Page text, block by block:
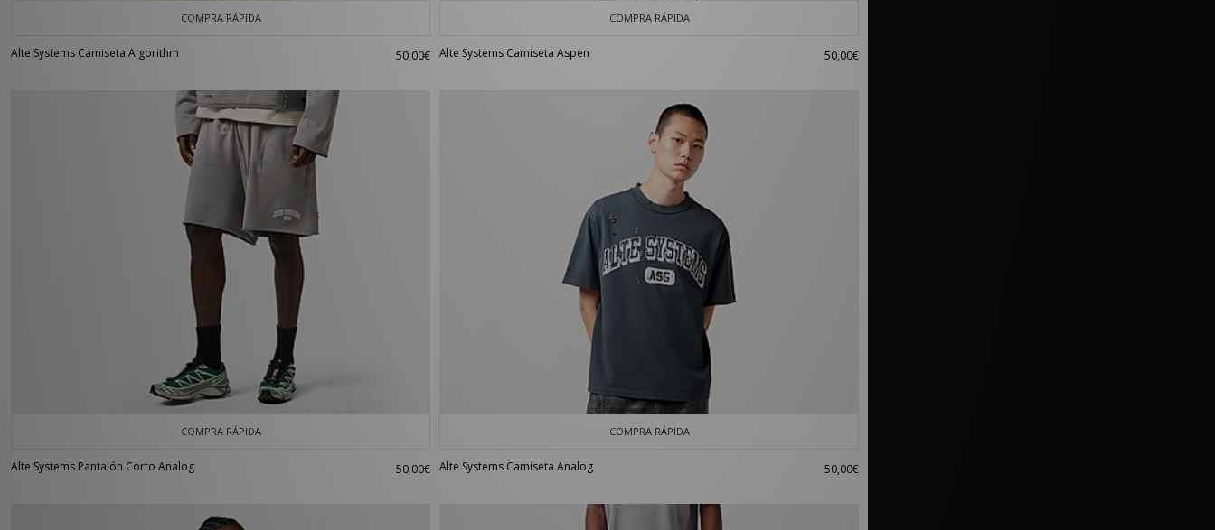
COMPRA RÁPIDA
Alte Systems Camiseta Algorithm 50,00€
COMPRA RÁPIDA
Alte Systems Camiseta Aspen 50,00€
COMPRA RÁPIDA
Alte Systems Pantalón Corto Analog 50,00€
COMPRA RÁPIDA
Alte Systems Camiseta Analog 50,00€